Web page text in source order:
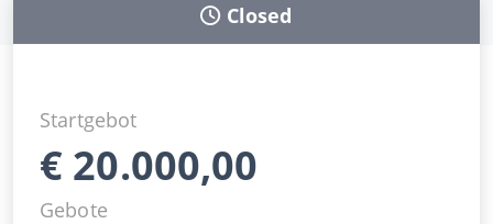
Closed
Startgebot
€ 20.000,00
Gebote